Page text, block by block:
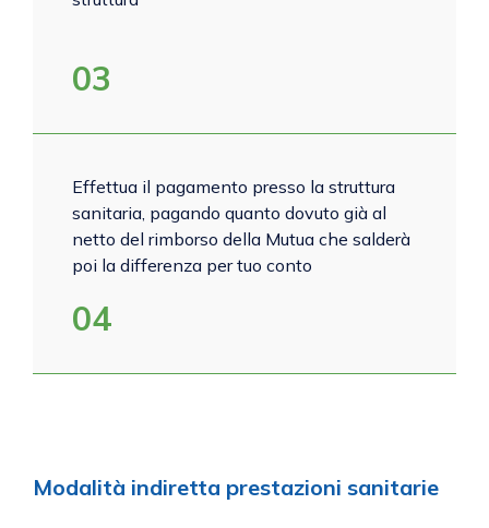
03
Effettua il pagamento presso la struttura
sanitaria, pagando quanto dovuto già al
netto del rimborso della Mutua che salderà
poi la differenza per tuo conto
04
Modalità indiretta prestazioni sanitarie